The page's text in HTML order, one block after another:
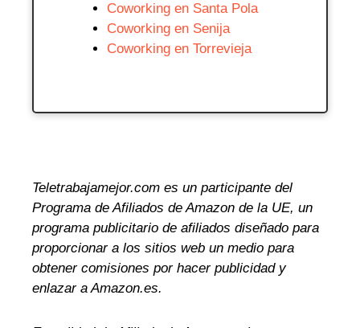
Coworking en Santa Pola
Coworking en Senija
Coworking en Torrevieja
Teletrabajamejor.com es un participante del
Programa de Afiliados de Amazon de la UE, un
programa publicitario de afiliados diseñado para
proporcionar a los sitios web un medio para
obtener comisiones por hacer publicidad y
enlazar a Amazon.es.